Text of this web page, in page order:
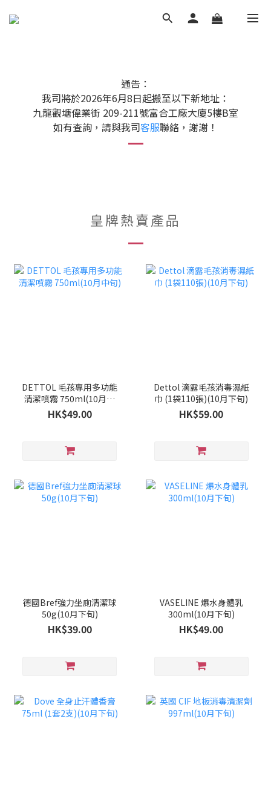
通告：
我司將於2026年6月8日起搬至以下新地址：
九龍觀塘偉業街 209-211號富合工廠大廈5樓B室
如有查詢，請與我司客服聯絡，謝謝！
皇牌熱賣產品
DETTOL 毛孩專用多功能
清潔噴霧 750ml(10月中
旬)
HK$49.00
Dettol 滴露毛孩消毒濕紙
巾 (1袋110張)(10月下旬)
HK$59.00
德國Bref強力坐廁清潔球
50g(10月下旬)
HK$39.00
VASELINE 爆水身體乳
300ml(10月下旬)
HK$49.00